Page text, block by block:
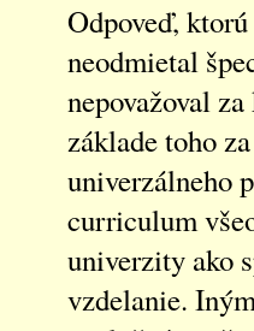
Odpoveď,
neodmietal
nepovažoval
základe toho
univerzálneho
curriculum
univerzity ako
vzdelanie.